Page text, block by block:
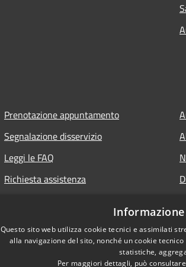
Prenotazione appuntamento
Segnalazione disservizio
Leggi le FAQ
Richiesta assistenza
Questo sito web utilizza cookie tecnici e assimilati
alla navigazione del sito, nonché un cookie
statistiche,
Per maggiori dettagli, può